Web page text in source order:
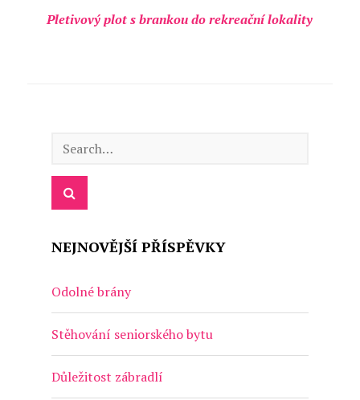
Pletivový plot s brankou do rekreační lokality
NEJNOVĚJŠÍ PŘÍSPĚVKY
Odolné brány
Stěhování seniorského bytu
Důležitost zábradlí